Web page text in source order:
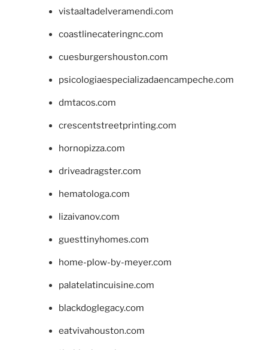
vistaaltadelveramendi.com
coastlinecateringnc.com
cuesburgershouston.com
psicologiaespecializadaencampeche.com
dmtacos.com
crescentstreetprinting.com
hornopizza.com
driveadragster.com
hematologa.com
lizaivanov.com
guesttinyhomes.com
home-plow-by-meyer.com
palatelatincuisine.com
blackdoglegacy.com
eatvivahouston.com